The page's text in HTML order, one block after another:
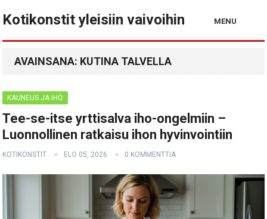
Kotikonstit yleisiin vaivoihin MENU
AVAINSANA: KUTINA TALVELLA
KAUNEUS JA IHO
Tee-se-itse yrttisalva iho-ongelmiin –
Luonnollinen ratkaisu ihon hyvinvointiin
KOTIKONSTIT ELO 05, 2026 0 KOMMENTTIA